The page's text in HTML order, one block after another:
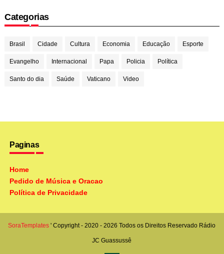
Categorias
Brasil Cidade Cultura Economia Educação Esporte
Evangelho Internacional Papa Policia Política
Santo do dia Saúde Vaticano Video
Paginas
Home
Pedido de Música e Oracao
Política de Privacidade
SoraTemplates ' Copyright - 2020 - 2026 Todos os Direitos Reservado Rádio
JC Guassussê